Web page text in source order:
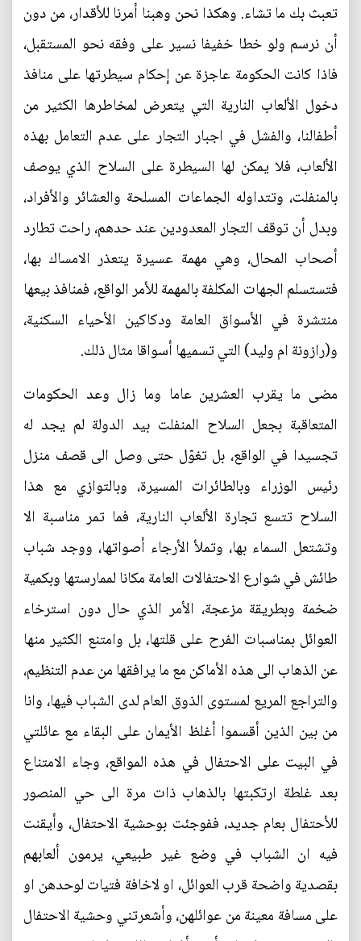
تعبث بك ما تشاء. وهكذا نحن وهبنا أمرنا للأقدار، من دون
أن نرسم ولو خطا خفيفا نسير على وفقه نحو المستقبل،
فاذا كانت الحكومة عاجزة عن إحكام سيطرتها على منافذ
دخول الألعاب النارية التي يتعرض لمخاطرها الكثير من
أطفالنا، والفشل في اجبار التجار على عدم التعامل بهذه
الألعاب، فلا يمكن لها السيطرة على السلاح الذي يوصف
بالمنفلت، وتتداوله الجماعات المسلحة والعشائر والأفراد،
وبدل أن توقف التجار المعدودين عند حدهم، راحت تطارد
أصحاب المحال، وهي مهمة عسيرة يتعذر الامساك بها،
فتستسلم الجهات المكلفة بالمهمة للأمر الواقع، فمنافذ بيعها
منتشرة في الأسواق العامة ودكاكين الأحياء السكنية،
و(رازونة ام وليد) التي تسميها أسواقا مثال ذلك.
مضى ما يقرب العشرين عاما وما زال وعد الحكومات
المتعاقبة بجعل السلاح المنفلت بيد الدولة لم يجد له
تجسيدا في الواقع، بل تغوّل حتى وصل الى قصف منزل
رئيس الوزراء وبالطائرات المسيرة، وبالتوازي مع هذا
السلاح تتسع تجارة الألعاب النارية، فما تمر مناسبة الا
وتشتعل السماء بها، وتملأ الأرجاء أصواتها، ووجد شباب
طائش في شوارع الاحتفالات العامة مكانا لممارستها وبكمية
ضخمة وبطريقة مزعجة، الأمر الذي حال دون استرخاء
العوائل بمناسبات الفرح على قلتها، بل وامتنع الكثير منها
عن الذهاب الى هذه الأماكن مع ما يرافقها من عدم التنظيم،
والتراجع المريع لمستوى الذوق العام لدى الشباب فيها، وانا
من بين الذين أقسموا أغلظ الأيمان على البقاء مع عائلتي
في البيت على الاحتفال في هذه المواقع، وجاء الامتناع
بعد غلطة ارتكبتها بالذهاب ذات مرة الى حي المنصور
للأحتفال بعام جديد، ففوجئت بوحشية الاحتفال، وأيقنت
فيه ان الشباب في وضع غير طبيعي، يرمون ألعابهم
بقصدية واضحة قرب العوائل، او لاخافة فتيات لوحدهن او
على مسافة معينة من عوائلهن، وأشعرتني وحشية الاحتفال